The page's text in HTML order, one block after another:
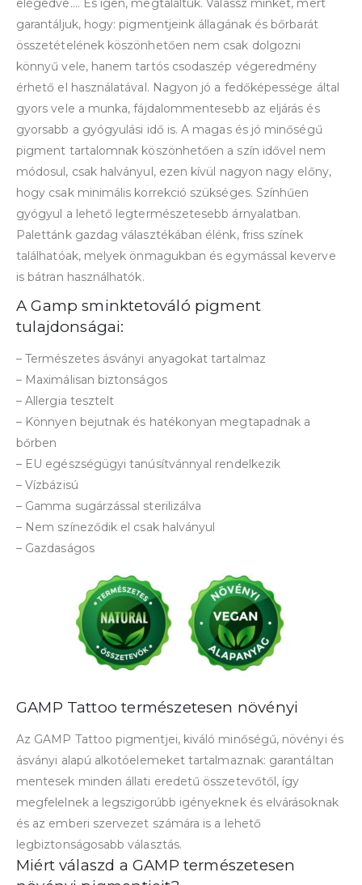
garantáljuk, hogy: pigmentjeink állagának és bőrbarát
összetételének köszönhetően nem csak dolgozni
könnyű vele, hanem tartós csodaszép végeredmény
érhető el használatával. Nagyon jó a fedőképessége által
gyors vele a munka, fájdalommentesebb az eljárás és
gyorsabb a gyógyulási idő is. A magas és jó minőségű
pigment tartalomnak köszönhetően a szín idővel nem
módosul, csak halványul, ezen kívül nagyon nagy előny,
hogy csak minimális korrekció szükséges. Színhűen
gyógyul a lehető legtermészetesebb árnyalatban.
Palettánk gazdag választékában élénk, friss színek
találhatóak, melyek önmagukban és egymással keverve
is bátran használhatók.
A Gamp sminktetováló pigment
tulajdonságai:
– Természetes ásványi anyagokat tartalmaz
– Maximálisan biztonságos
– Allergia tesztelt
– Könnyen bejutnak és hatékonyan megtapadnak a
bőrben
– EU egészségügyi tanúsítvánnyal rendelkezik
– Vízbázisú
– Gamma sugárzással sterilizálva
– Nem színeződik el csak halványul
– Gazdaságos
GAMP Tattoo természetesen növényi
Az GAMP Tattoo pigmentjei, kiváló minőségű, növényi és
ásványi alapú alkotóelemeket tartalmaznak: garantáltan
mentesek minden állati eredetű összetevőtől, így
megfelelnek a legszigorúbb igényeknek és elvárásoknak
és az emberi szervezet számára is a lehető
legbiztonságosabb választás.
Miért válaszd a GAMP természetesen